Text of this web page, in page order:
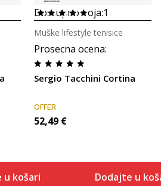
košaricu
Dostupno boja:1
Prosecna ocena:
Sergio Tacchini Cortina
Muške lifestyle tenisice
OFFER
52,49 €
Dodajte u